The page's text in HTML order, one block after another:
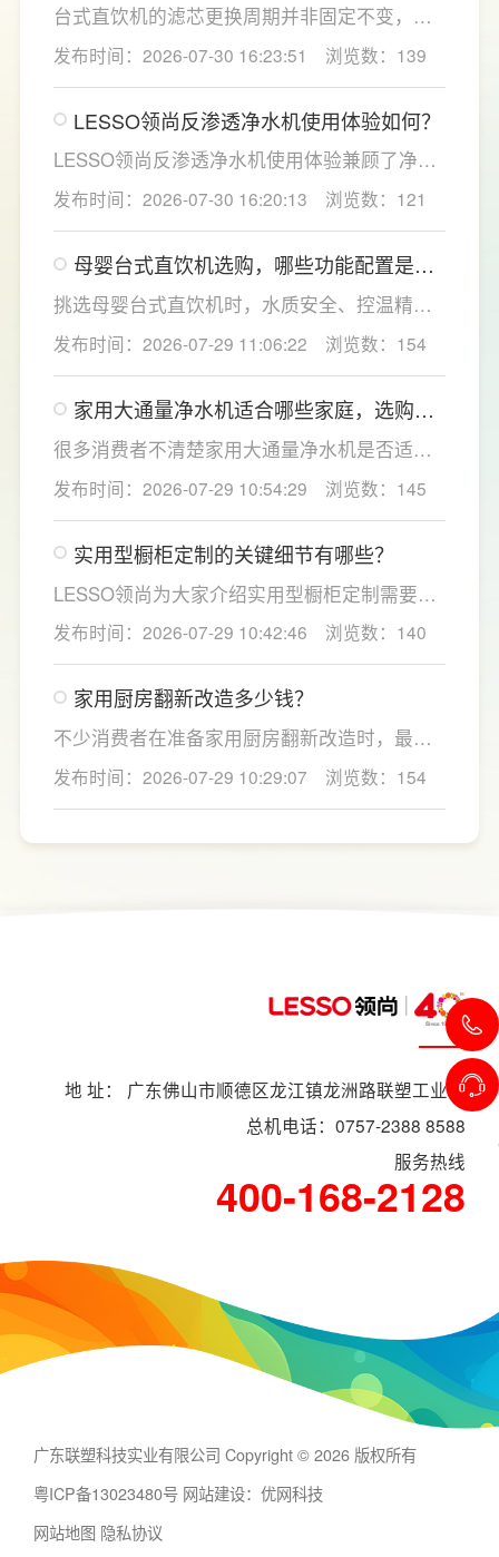
台式直饮机的滤芯更换周期并非固定不变，主
要取决于实际用水量、进水水质及使用频率等
因素。一般来说，PP棉和活性炭类前置滤芯建
议每6至12个月更换一次，RO反渗透膜滤芯使
用寿命相对较长，通常在2至3年左右，而后置
活性炭滤芯则建议每年更换一次以保障出水口
感。
发布时间：2026-07-30 16:23:51 浏览数：139
LESSO领尚反渗透净水机使用体验如何？
LESSO领尚反渗透净水机使用体验兼顾了净水
效果、使用便捷性和节水表现。产品采用
120mm纤薄机身设计，不占用过多厨下空间；
双出水模式可根据不同需求切换生活用水和直
饮水，不仅满足厨房多场景用水需求，还有助
于延长滤芯使用寿命。
发布时间：2026-07-30 16:20:13 浏览数：121
母婴台式直饮机选购，哪些功能配置是有
娃家庭必不可少的？
挑选母婴台式直饮机时，水质安全、控温精准
度是宝妈群体最关心的核心需求，接下来
LESSO领尚为大家讲解适合母婴家庭的必备功
能配置。母婴冲奶、辅食、直饮对水温要求不
同，机型需搭载多档精准控温功能，45℃低温
冲奶、85℃泡辅食、100℃沸水冲泡茶饮一键
切换，不用反复烧水兑冷水，呵护宝宝娇嫩肠
胃。
发布时间：2026-07-29 11:06:22 浏览数：154
家用大通量净水机适合哪些家庭，选购时
如何匹配用水场景吗？
很多消费者不清楚家用大通量净水机是否适配
自家户型，LESSO领尚建议，选购前一定要结
合家庭用水场景判断。家用大通量净水机更适
合常住人口多、用水需求大的家庭，比如三口
及以上之家，或是经常泡茶、冲奶、清洗果
蔬，需要持续大量净水的用户。小户型、单人
居住、日常用水量少的家庭，无需盲目追求超
大通量，避免功能过剩造成浪费。
发布时间：2026-07-29 10:54:29 浏览数：145
实用型橱柜定制的关键细节有哪些？
LESSO领尚为大家介绍实用型橱柜定制需要关
注的几个关键细节：实用型橱柜定制应结合厨
房面积和家庭烹饪习惯进行规划，合理划分
洗、切、炒动线，提升下厨效率；同时充分利
用吊柜、地柜、高柜等收纳空间，并配置抽屉
分区、拉篮、转角收纳等功能设计，提高空间
利用率。
发布时间：2026-07-29 10:42:46 浏览数：140
家用厨房翻新改造多少钱？
不少消费者在准备家用厨房翻新改造时，最关
心的问题莫过于“家用厨房翻新改造多少钱”，接
下来LESSO领尚为大家解答一下。事实上，厨
房改造费用并没有统一标准，通常会受到改造
范围、空间面积、材料品质、功能配置以及是
发布时间：2026-07-29 10:29:07 浏览数：154
地 址： 广东佛山市顺德区龙江镇龙洲路联塑工业村
总机电话：0757-2388 8588
服务热线
400-168-2128
广东联塑科技实业有限公司 Copyright © 2026 版权所有
粤ICP备13023480号 网站建设：优网科技
网站地图 隐私协议